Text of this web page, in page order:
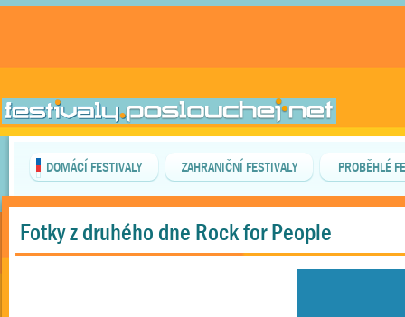
DOMÁCÍ FESTIVALY ZAHRANIČNÍ FESTIVALY PROBĚHLÉ
Fotky z druhého dne Rock for People